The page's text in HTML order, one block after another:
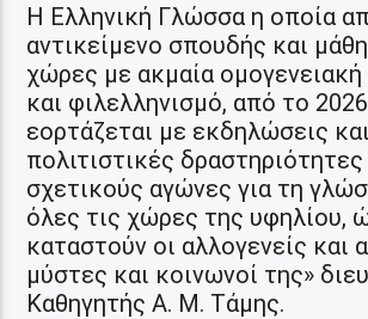
Η Ελληνική Γλώσσα η οποία
αντικείμενο σπουδής και
χώρες με ακμαία
και φιλελληνισμό, από το
εορτάζεται με εκδηλώσεις και
πολιτιστικές δραστηριότητες
σχετικούς αγώνες για τη
όλες τις χώρες της υφηλίου,
καταστούν οι αλλογενείς και
μύστες και κοινωνοί της»
Καθηγητής Α. Μ. Τάμης.